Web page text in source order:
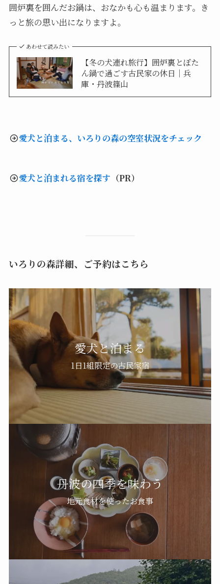
囲炉裏を囲んだお鍋は、おなかも心も温まります。き
っと旅の思い出になりますよ。
あわせて読みたい
【冬の犬連れ旅行】囲炉裏とぼた
ん鍋で過ごす古民家の休日｜兵
庫・丹波篠山
愛犬と泊まる、いろりの森の空室状況をチェック
愛犬と泊まれる宿を探す （PR）
いろりの森詳細、ご予約はこちら
愛犬と泊まる
1日1組限定の古民家宿
丹波の四季を味わう
地元食材を使ったお食事